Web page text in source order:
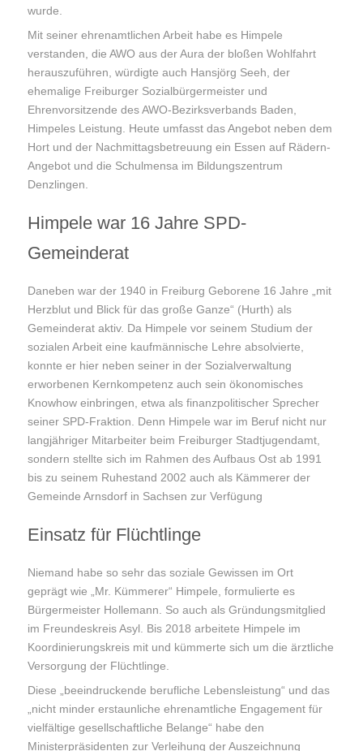
wurde.
Mit seiner ehrenamtlichen Arbeit habe es Himpele
verstanden, die AWO aus der Aura der bloßen Wohlfahrt
herauszuführen, würdigte auch Hansjörg Seeh, der
ehemalige Freiburger Sozialbürgermeister und
Ehrenvorsitzende des AWO-Bezirksverbands Baden,
Himpeles Leistung. Heute umfasst das Angebot neben dem
Hort und der Nachmittagsbetreuung ein Essen auf Rädern-
Angebot und die Schulmensa im Bildungszentrum
Denzlingen.
Himpele war 16 Jahre SPD-
Gemeinderat
Daneben war der 1940 in Freiburg Geborene 16 Jahre „mit
Herzblut und Blick für das große Ganze“ (Hurth) als
Gemeinderat aktiv. Da Himpele vor seinem Studium der
sozialen Arbeit eine kaufmännische Lehre absolvierte,
konnte er hier neben seiner in der Sozialverwaltung
erworbenen Kernkompetenz auch sein ökonomisches
Knowhow einbringen, etwa als finanzpolitischer Sprecher
seiner SPD-Fraktion. Denn Himpele war im Beruf nicht nur
langjähriger Mitarbeiter beim Freiburger Stadtjugendamt,
sondern stellte sich im Rahmen des Aufbaus Ost ab 1991
bis zu seinem Ruhestand 2002 auch als Kämmerer der
Gemeinde Arnsdorf in Sachsen zur Verfügung
Einsatz für Flüchtlinge
Niemand habe so sehr das soziale Gewissen im Ort
geprägt wie „Mr. Kümmerer“ Himpele, formulierte es
Bürgermeister Hollemann. So auch als Gründungsmitglied
im Freundeskreis Asyl. Bis 2018 arbeitete Himpele im
Koordinierungskreis mit und kümmerte sich um die ärztliche
Versorgung der Flüchtlinge.
Diese „beeindruckende berufliche Lebensleistung“ und das
„nicht minder erstaunliche ehrenamtliche Engagement für
vielfältige gesellschaftliche Belange“ habe den
Ministerpräsidenten zur Verleihung der Auszeichnung